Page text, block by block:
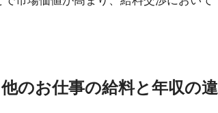
のお仕事の給料と年収の違